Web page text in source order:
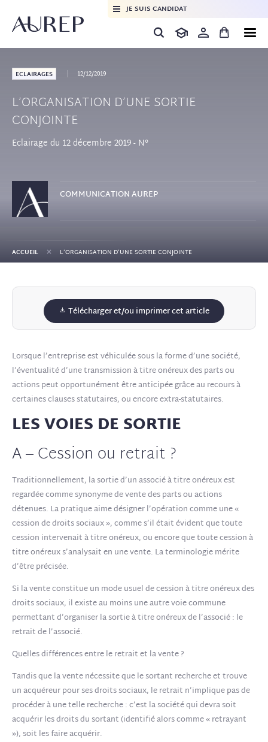
JE SUIS CANDIDAT
ECLAIRAGES 12/12/2019
L’ORGANISATION D’UNE SORTIE
CONJOINTE
Eclairage du 12 décembre 2019 - N°
COMMUNICATIONAUREP
ACCUEIL + L’ORGANISATION D’UNE SORTIE CONJOINTE
Télécharger et/ou imprimer cet article
Lorsque l’entreprise est véhiculée sous la forme d’une société,
l’éventualité d’une transmission à titre onéreux des parts ou
actions peut opportunément être anticipée grâce au recours à
certaines clauses statutaires, ou encore extra-statutaires.
LES VOIES DE SORTIE
A – Cession ou retrait ?
Traditionnellement, la sortie d’un associé à titre onéreux est
regardée comme synonyme de vente des parts ou actions
détenues. La pratique aime désigner l’opération comme une «
cession de droits sociaux », comme s’il était évident que toute
cession intervenait à titre onéreux, ou encore que toute cession à
titre onéreux s’analysait en une vente. La terminologie mérite
d’être précisée.
Si la vente constitue un mode usuel de cession à titre onéreux des
droits sociaux, il existe au moins une autre voie commune
permettant d’organiser la sortie à titre onéreux de l’associé : le
retrait de l’associé.
Quelles différences entre le retrait et la vente ?
Tandis que la vente nécessite que le sortant recherche et trouve
un acquéreur pour ses droits sociaux, le retrait n’implique pas de
procéder à une telle recherche : c’est la société qui devra soit
acquérir les droits du sortant (identifié alors comme « retrayant
»), soit les faire acquérir.